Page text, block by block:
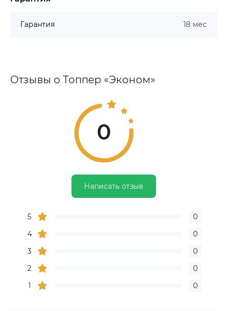
Гарантия 18 мес
Отзывы о Топпер «Эконом»
0
Написать отзыв
5
0
4
0
3
0
2
0
1
0